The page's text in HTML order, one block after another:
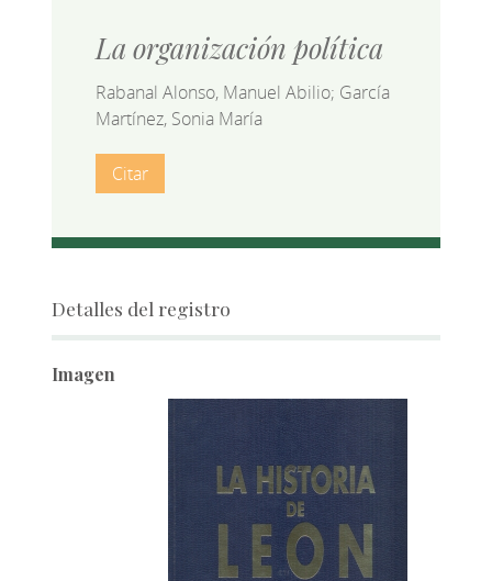
La organización política
Rabanal Alonso, Manuel Abilio; García
Martínez, Sonia María
Citar
Detalles del registro
Imagen